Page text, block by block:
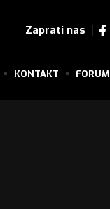
Zaprati nas
KONTAKT FORUM